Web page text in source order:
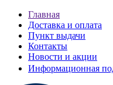
Главная
Доставка и оплата
Пункт выдачи
Контакты
Новости и акции
Информационная